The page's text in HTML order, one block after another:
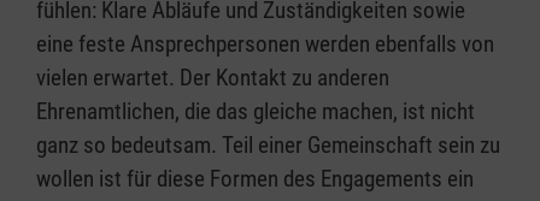
fühlen: Klare Abläufe und Zuständigkeiten sowie
eine feste Ansprechpersonen werden ebenfalls von
vielen erwartet. Der Kontakt zu anderen
Ehrenamtlichen, die das gleiche machen, ist nicht
ganz so bedeutsam. Teil einer Gemeinschaft sein zu
wollen ist für diese Formen des Engagements ein